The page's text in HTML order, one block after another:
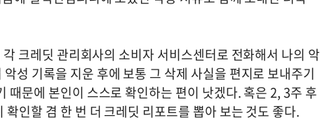
크레딧 관리회사의 소비자 서비스센터로 전화해서 나의 악
성 기록을 지운 후에 보통 그 삭제 사실을 편지로 보내주기
때문에 본인이 스스로 확인하는 편이 낫겠다. 혹은 2, 3주 후
인할 겸 한 번 더 크레딧 리포트를 뽑아 보는 것도 좋다.